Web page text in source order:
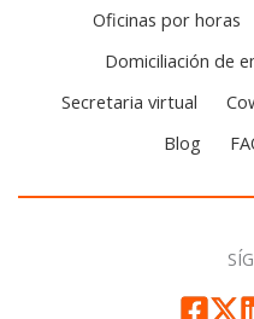
Oficinas por horas
Domiciliación de
Secretaria virtual
Blog